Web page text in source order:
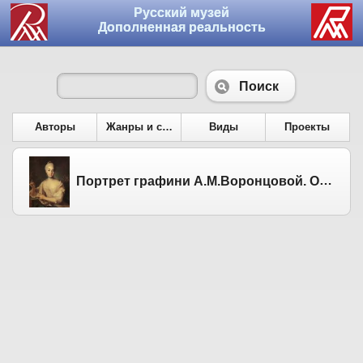
Русский музей
Дополненная реальность
Поиск
Авторы Жанры и сюжеты Виды Проекты
Портрет графини А.М.Воронцовой. Ок. 1758